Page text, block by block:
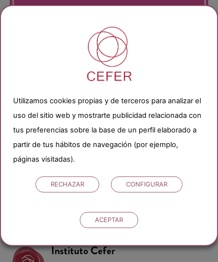
Categorías
Buscando el embarazo
Ciclo menstrual
Dudas sobre tratamientos
Durante el embarazo
Pareja de mujeres
Sin categorizar
Instituto Cefer
Utilizamos cookies propias y de terceros para analizar el
uso del sitio web y mostrarte publicidad relacionada con
tus preferencias sobre la base de un perfil elaborado a
partir de tus hábitos de navegación (por ejemplo,
páginas visitadas).
RECHAZAR CONFIGURAR
ACEPTAR